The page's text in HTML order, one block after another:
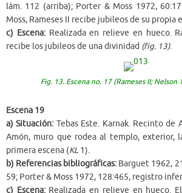
lám. 112 (arriba); Porter & Moss 1972,
Moss, Rameses II recibe jubileos de su propia
c) Escena:Realizada en relieve en hueco.
recibe los jubileos de una divinidad (fig. 13).
Fig. 13. Escena no. 17 (Rameses II; Nelson
Escena 19
a) Situación: Tebas Este. Karnak. Recinto de
Amón, muro que rodea al templo, exterior,
primera escena (KL 1).
b) Referencias bibliográficas: Barguet 1962,
59; Porter & Moss 1972, 128:465, registro
c) Escena:Realizada en relieve en hueco.